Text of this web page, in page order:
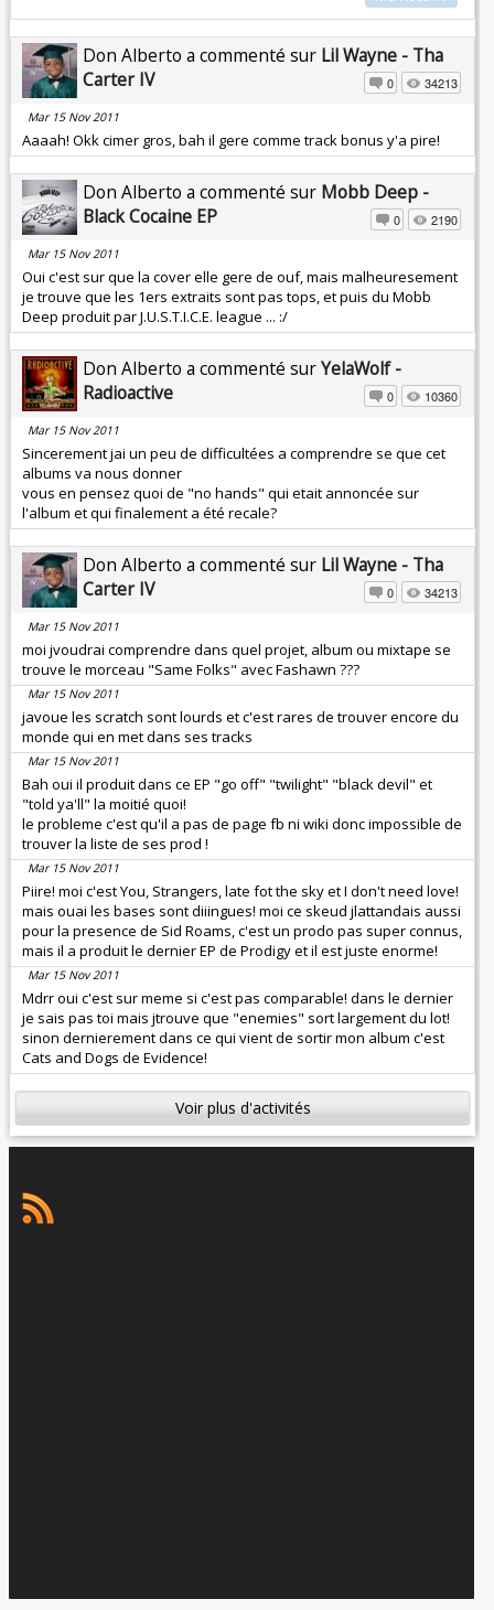
Don Alberto a commenté sur Lil Wayne - Tha
Carter IV
0 34213
Mar 15 Nov 2011
Aaaah! Okk cimer gros, bah il gere comme track bonus y'a pire!
Don Alberto a commenté sur Mobb Deep -
Black Cocaine EP
0 2190
Mar 15 Nov 2011
Oui c'est sur que la cover elle gere de ouf, mais malheuresement
je trouve que les 1ers extraits sont pas tops, et puis du Mobb
Deep produit par J.U.S.T.I.C.E. league ... :/
Don Alberto a commenté surYelaWolf -
Radioactive
0 10360
Mar 15 Nov 2011
Sincerement jai un peu de difficultées a comprendre se que cet
albums va nous donner
vous en pensez quoi de "no hands" qui etait annoncée sur
l'album et qui finalement a été recale?
Don Alberto a commenté sur Lil Wayne - Tha
Carter IV
0 34213
Mar 15 Nov 2011
moi jvoudrai comprendre dans quel projet, album ou mixtape se
trouve le morceau "Same Folks" avec Fashawn ???
Mar 15 Nov 2011
javoue les scratch sont lourds et c'est rares de trouver encore du
monde qui en met dans ses tracks
Mar 15 Nov 2011
Bah oui il produit dans ce EP "go off" "twilight" "black devil" et
"told ya'll" la moitié quoi!
le probleme c'est qu'il a pas de page fb ni wiki donc impossible de
trouver la liste de ses prod !
Mar 15 Nov 2011
Piire! moi c'est You, Strangers, late fot the sky et I don't need love!
mais ouai les bases sont diiingues! moi ce skeud jlattandais aussi
pour la presence de Sid Roams, c'est un prodo pas super connus,
mais il a produit le dernier EP de Prodigy et il est juste enorme!
Mar 15 Nov 2011
Mdrr oui c'est sur meme si c'est pas comparable! dans le dernier
je sais pas toi mais jtrouve que "enemies" sort largement du lot!
sinon dernierement dans ce qui vient de sortir mon album c'est
Cats and Dogs de Evidence!
Voir plus d'activités